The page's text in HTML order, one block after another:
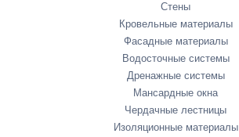
Стены
Кровельные материалы
Фасадные материалы
Водосточные системы
Дренажные системы
Мансардные окна
Чердачные лестницы
Изоляционные материалы